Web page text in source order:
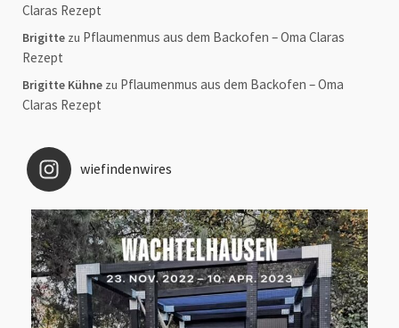
Claras Rezept
Brigitte zu Pflaumenmus aus dem Backofen – Oma Claras
Rezept
Brigitte Kühne zu Pflaumenmus aus dem Backofen – Oma
Claras Rezept
wiefindenwires